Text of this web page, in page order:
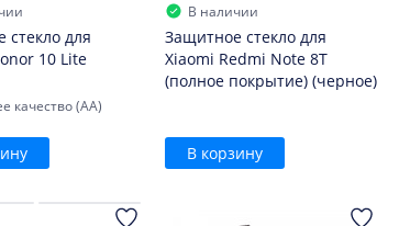
стекло для
10 Lite
качество (AA)
В наличии
Защитное стекло для
Xiaomi Redmi Note 8T
(полное покрытие) (черное)
В корзину